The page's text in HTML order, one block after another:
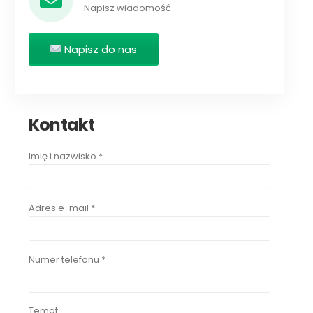
Napisz wiadomość
Napisz do nas
Kontakt
Imię i nazwisko *
Adres e-mail *
Numer telefonu *